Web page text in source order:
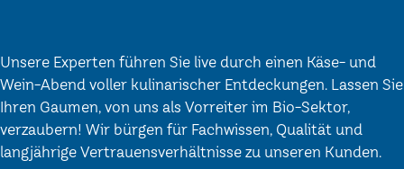
Unsere Experten führen Sie live durch einen Käse- und
Wein-Abend voller kulinarischer Entdeckungen. Lassen Sie
Ihren Gaumen, von uns als Vorreiter im Bio-Sektor,
verzaubern! Wir bürgen für Fachwissen, Qualität und
langjährige Vertrauensverhältnisse zu unseren Kunden.